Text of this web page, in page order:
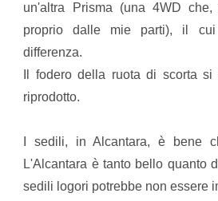
un'altra Prisma (una 4WD che,
proprio dalle mie parti), il
differenza.
Il fodero della ruota di scorta
riprodotto.
I sedili, in Alcantara, è bene
L'Alcantara è tanto bello quanto
sedili logori potrebbe non essere